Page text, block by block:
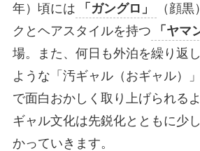
年）頃には
「ガングロ」
（顔
クとヘアスタイルを持つ
「ヤマ
場。また、何日も外泊を繰り返
ような「汚ギャル（おギャル）
で面白おかしく取り上げられる
ギャル文化は先鋭化とともに少
かっていきます。